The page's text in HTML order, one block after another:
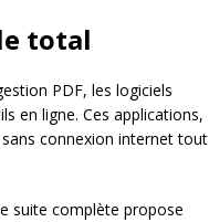
total
PDF, les logiciels
en ligne. Ces applications,
connexion internet tout
suite complète propose